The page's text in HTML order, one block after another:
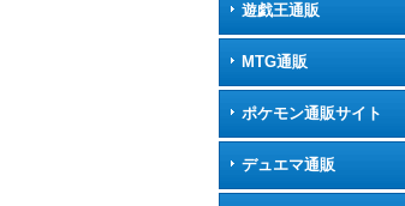
遊戯王通販
MTG通販
ポケモン通販サイト
デュエマ通販